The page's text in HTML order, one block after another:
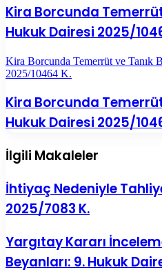
Kira Borcunda
Hukuk Dairesi 2025/
Kira Borcunda Temerrüt ve Tanık
2025/10464 K.
Kira Borcunda
Hukuk Dairesi 2025/
İlgili Makaleler
İhtiyaç Nedeniyle
2025/7083 K.
Yargıtay Kararı
Beyanları: 9. Hukuk